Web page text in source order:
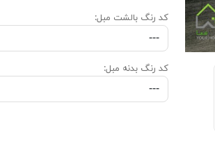
کد رنگ بالشت مبل:
کد رنگ بدنه مبل: